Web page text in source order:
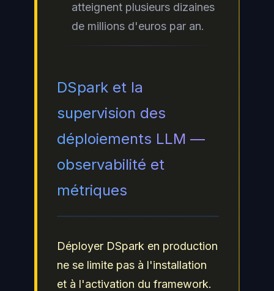
atteignent plusieurs dizaines
de millions d'euros par an.
DSpark et la
supervision des
déploiements LLM —
observabilité et
métriques
Déployer DSpark en production
ne se limite pas à l'installation
et à l'activation du framework.